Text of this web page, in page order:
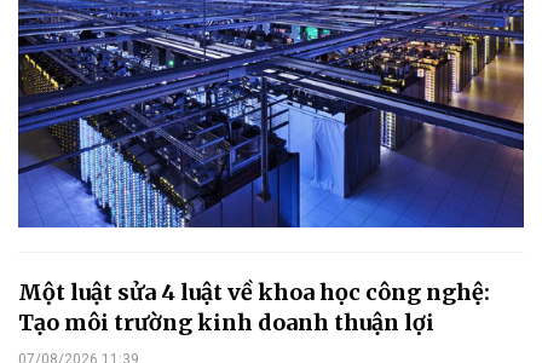
Một luật sửa 4 luật về khoa học công nghệ:
Tạo môi trường kinh doanh thuận lợi
07/08/2026 11:39